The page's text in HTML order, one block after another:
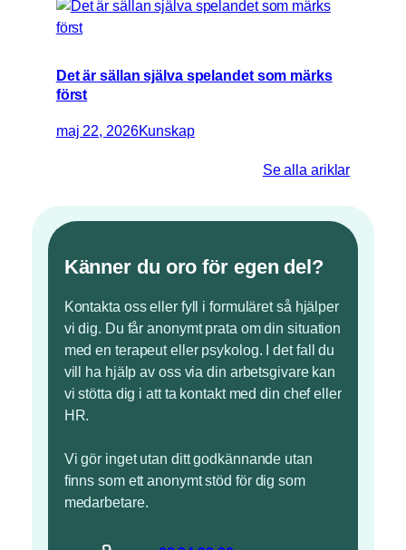
Det är sällan själva spelandet som märks
först
maj 22, 2026Kunskap
Se alla ariklar
Känner du oro för egen del?
Kontakta oss eller fyll i formuläret så hjälper
vi dig. Du får anonymt prata om din situation
med en terapeut eller psykolog. I det fall du
vill ha hjälp av oss via din arbetsgivare kan
vi stötta dig i att ta kontakt med din chef eller
HR.
Vi gör inget utan ditt godkännande utan
finns som ett anonymt stöd för dig som
medarbetare.